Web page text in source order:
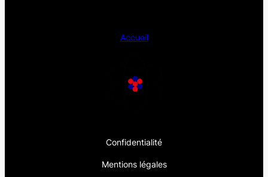
Accueil
Confidentialité
Mentions légales